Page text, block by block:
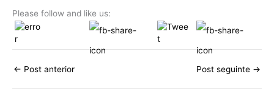
Please follow and like us:
← Post anterior Post seguinte →